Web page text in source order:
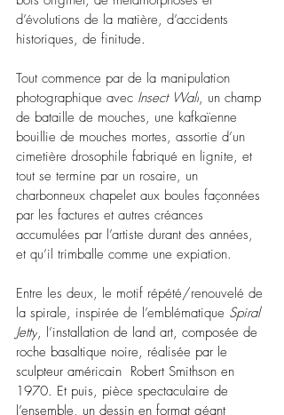
d’évolutions de la matière, d’accidents
historiques, de finitude.
Tout commence par de la manipulation
photographique avec Insect Wall, un champ
de bataille de mouches, une kafkaïenne
bouillie de mouches mortes, assortie d’un
cimetière drosophile fabriqué en lignite, et
tout se termine par un rosaire, un
charbonneux chapelet aux boules façonnées
par les factures et autres créances
accumulées par l’artiste durant des années,
et qu’il trimballe comme une expiation.
Entre les deux, le motif répété/renouvelé de
la spirale, inspirée de l’emblématique Spiral
Jetty, l’installation de land art, composée de
roche basaltique noire, réalisée par le
sculpteur américain  Robert Smithson en
1970. Et puis, pièce spectaculaire de
l’ensemble, un dessin en format géant